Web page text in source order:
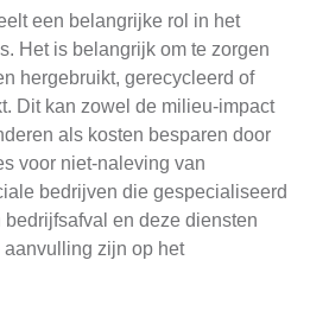
een belangrijke rol in het
Het is belangrijk om te zorgen
hergebruikt, gerecycleerd of
Dit kan zowel de milieu-impact
als kosten besparen door
voor niet-naleving van
bedrijven die gespecialiseerd
en deze diensten
zijn op het